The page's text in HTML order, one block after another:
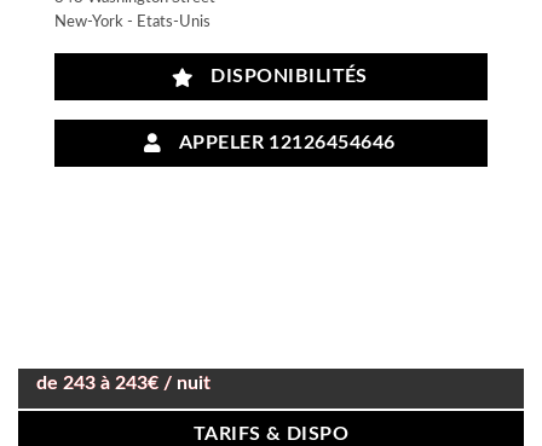
New-York - Etats-Unis
DISPONIBILITÉS
APPELER 12126454646
de 243 à 243€ / nuit
TARIFS & DISPO